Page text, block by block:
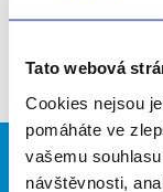
Tato webová
Cookies nejsou
pomáháte ve
vašemu
návštěvnosti,
Brigádníci